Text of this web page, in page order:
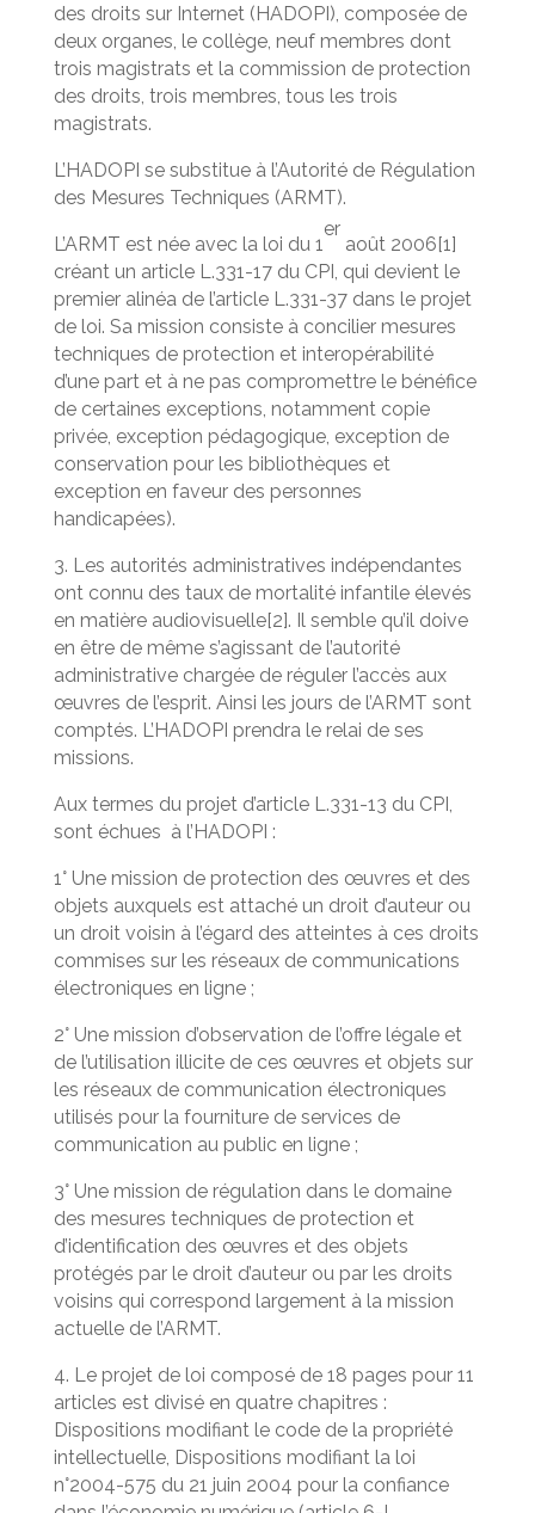
des droits sur Internet (HADOPI), composée de
deux organes, le collège, neuf membres dont
trois magistrats et la commission de protection
des droits, trois membres, tous les trois
magistrats.
L’HADOPI se substitue à l’Autorité de Régulation
des Mesures Techniques (ARMT).
L’ARMT est née avec la loi du 1
er
août 2006[1]
créant un article L.331-17 du CPI, qui devient le
premier alinéa de l’article L.331-37 dans le projet
de loi. Sa mission consiste à concilier mesures
techniques de protection et interopérabilité
d’une part et à ne pas compromettre le bénéfice
de certaines exceptions, notamment copie
privée, exception pédagogique, exception de
conservation pour les bibliothèques et
exception en faveur des personnes
handicapées).
3. Les autorités administratives indépendantes
ont connu des taux de mortalité infantile élevés
en matière audiovisuelle[2]. Il semble qu’il doive
en être de même s’agissant de l’autorité
administrative chargée de réguler l’accès aux
œuvres de l’esprit. Ainsi les jours de l’ARMT sont
comptés. L’HADOPI prendra le relai de ses
missions.
Aux termes du projet d’article L.331-13 du CPI,
sont échues à l’HADOPI :
1° Une mission de protection des œuvres et des
objets auxquels est attaché un droit d’auteur ou
un droit voisin à l’égard des atteintes à ces droits
commises sur les réseaux de communications
électroniques en ligne ;
2° Une mission d’observation de l’offre légale et
de l’utilisation illicite de ces œuvres et objets sur
les réseaux de communication électroniques
utilisés pour la fourniture de services de
communication au public en ligne ;
3° Une mission de régulation dans le domaine
des mesures techniques de protection et
d’identification des œuvres et des objets
protégés par le droit d’auteur ou par les droits
voisins qui correspond largement à la mission
actuelle de l’ARMT.
4. Le projet de loi composé de 18 pages pour 11
articles est divisé en quatre chapitres :
Dispositions modifiant le code de la propriété
intellectuelle, Dispositions modifiant la loi
n°2004-575 du 21 juin 2004 pour la confiance